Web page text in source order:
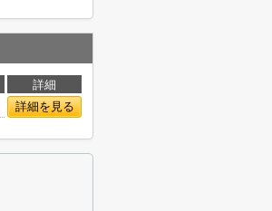
詳細
詳細を見る